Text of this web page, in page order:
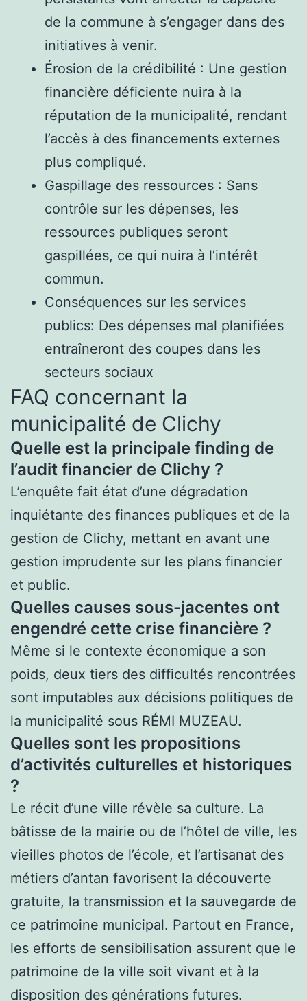
de la commune à s’engager dans des
initiatives à venir.
Érosion de la crédibilité : Une gestion
financière déficiente nuira à la
réputation de la municipalité, rendant
l’accès à des financements externes
plus compliqué.
Gaspillage des ressources : Sans
contrôle sur les dépenses, les
ressources publiques seront
gaspillées, ce qui nuira à l’intérêt
commun.
Conséquences sur les services
publics: Des dépenses mal planifiées
entraîneront des coupes dans les
secteurs sociaux
FAQ concernant la
municipalité de Clichy
Quelle est la principale finding de
l’audit financier de Clichy ?
L’enquête fait état d’une dégradation
inquiétante des finances publiques et de la
gestion de Clichy, mettant en avant une
gestion imprudente sur les plans financier
et public.
Quelles causes sous-jacentes ont
engendré cette crise financière ?
Même si le contexte économique a son
poids, deux tiers des difficultés rencontrées
sont imputables aux décisions politiques de
la municipalité sous RÉMI MUZEAU.
Quelles sont les propositions
d’activités culturelles et historiques
?
Le récit d’une ville révèle sa culture. La
bâtisse de la mairie ou de l’hôtel de ville, les
vieilles photos de l’école, et l’artisanat des
métiers d’antan favorisent la découverte
gratuite, la transmission et la sauvegarde de
ce patrimoine municipal. Partout en France,
les efforts de sensibilisation assurent que le
patrimoine de la ville soit vivant et à la
disposition des générations futures.